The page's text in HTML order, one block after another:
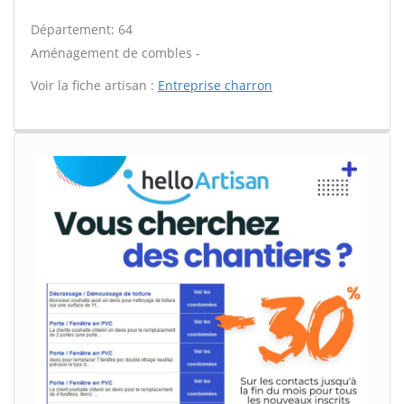
Département: 64
Aménagement de combles -
Voir la fiche artisan : Entreprise charron